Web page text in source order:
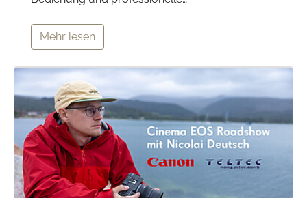
Mehr lesen